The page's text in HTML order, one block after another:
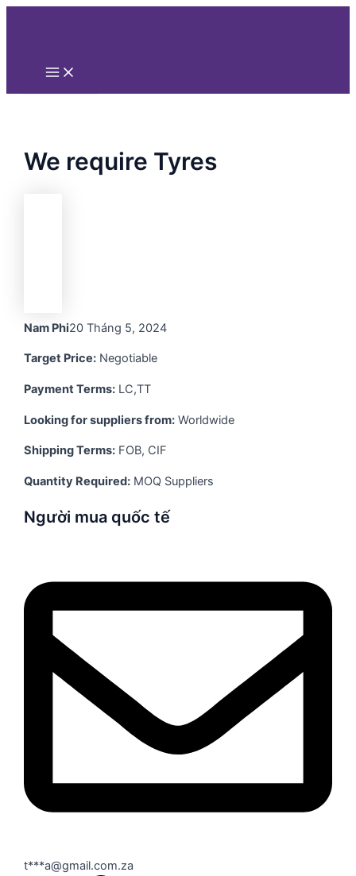
Nhảy
Main
We require Tyres
Nam Phi20 Tháng 5, 2024
Target Price: Negotiable
Payment Terms: LC,TT
Looking for suppliers from: Worldwide
Shipping Terms: FOB, CIF
Quantity Required: MOQ Suppliers
Người mua quốc tế
t***a@gmail.com.za